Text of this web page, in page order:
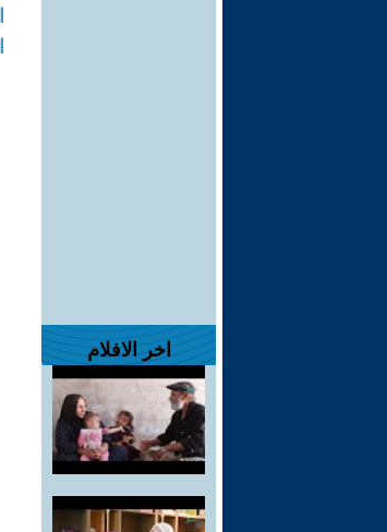
اخر الافلام